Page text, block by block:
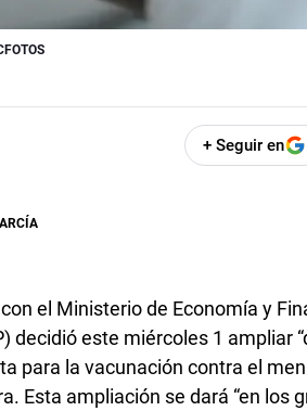
+ Seguir en
el Ministerio de Economía y
decidió este miércoles 1 ampliar
para la vacunación contra el
Esta ampliación se dará “en los